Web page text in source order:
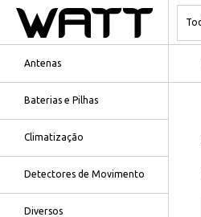
Antenas
Baterias e Pilhas
Climatização
Detectores de Movimento
Diversos